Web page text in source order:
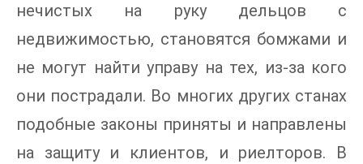
нечистых на руку дельцов с
недвижимостью, становятся бомжами и
не могут найти управу на тех, из-за кого
они пострадали. Во многих других станах
подобные законы приняты и направлены
на защиту и клиентов, и риелторов. В